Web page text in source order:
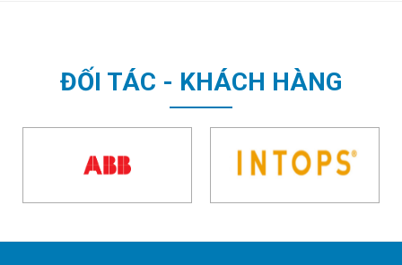
ĐỐI TÁC - KHÁCH HÀNG